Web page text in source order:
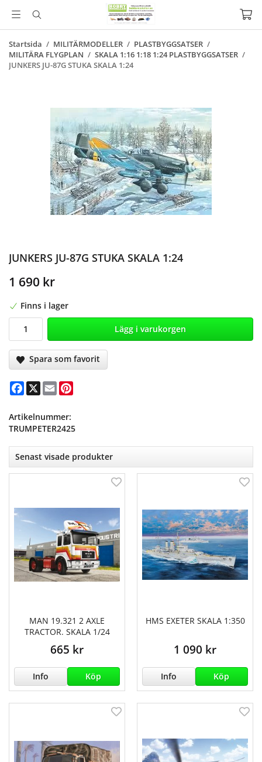
Startsida / MILITÄRMODELLER / PLASTBYGGSATSER /
MILITÄRA FLYGPLAN / SKALA 1:16 1:18 1:24 PLASTBYGGSATSER /
JUNKERS JU-87G STUKA SKALA 1:24
JUNKERS JU-87G STUKA SKALA 1:24
1 690 kr
Finns i lager
Lägg i varukorgen
Spara som favorit
Facebook
X Email
Artikelnummer:
TRUMPETER2425
Senast visade produkter
MAN 19.321 2 AXLE
TRACTOR. SKALA 1/24
665 kr
Info Köp
HMS EXETER SKALA 1:350
1 090 kr
Info Köp